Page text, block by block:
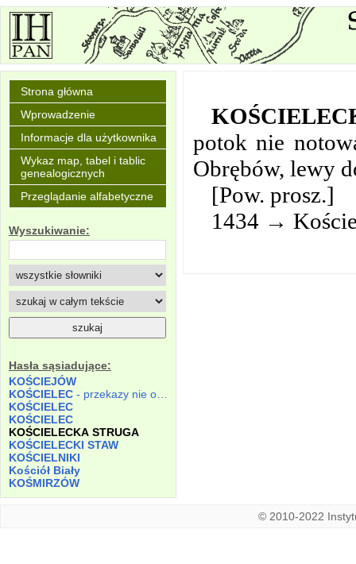
Strona główna
Wprowadzenie
Informacje dla użytkownika
Wykaz map, tabel i tablic
genealogicznych
Przeglądanie alfabetyczne
Wyszukiwanie:
Hasła sąsiadujące:
KOŚCIEJÓW
KOŚCIELEC - przekazy nie określone.
KOŚCIELEC
KOŚCIELEC
KOŚCIELECKA STRUGA
KOŚCIELECKI STAW
KOŚCIELNIKI
Kościół Biały
KOŚMIRZÓW
potok nie
Obrębów, lewy
[Pow. prosz.]
1434 →
© 2010-2022